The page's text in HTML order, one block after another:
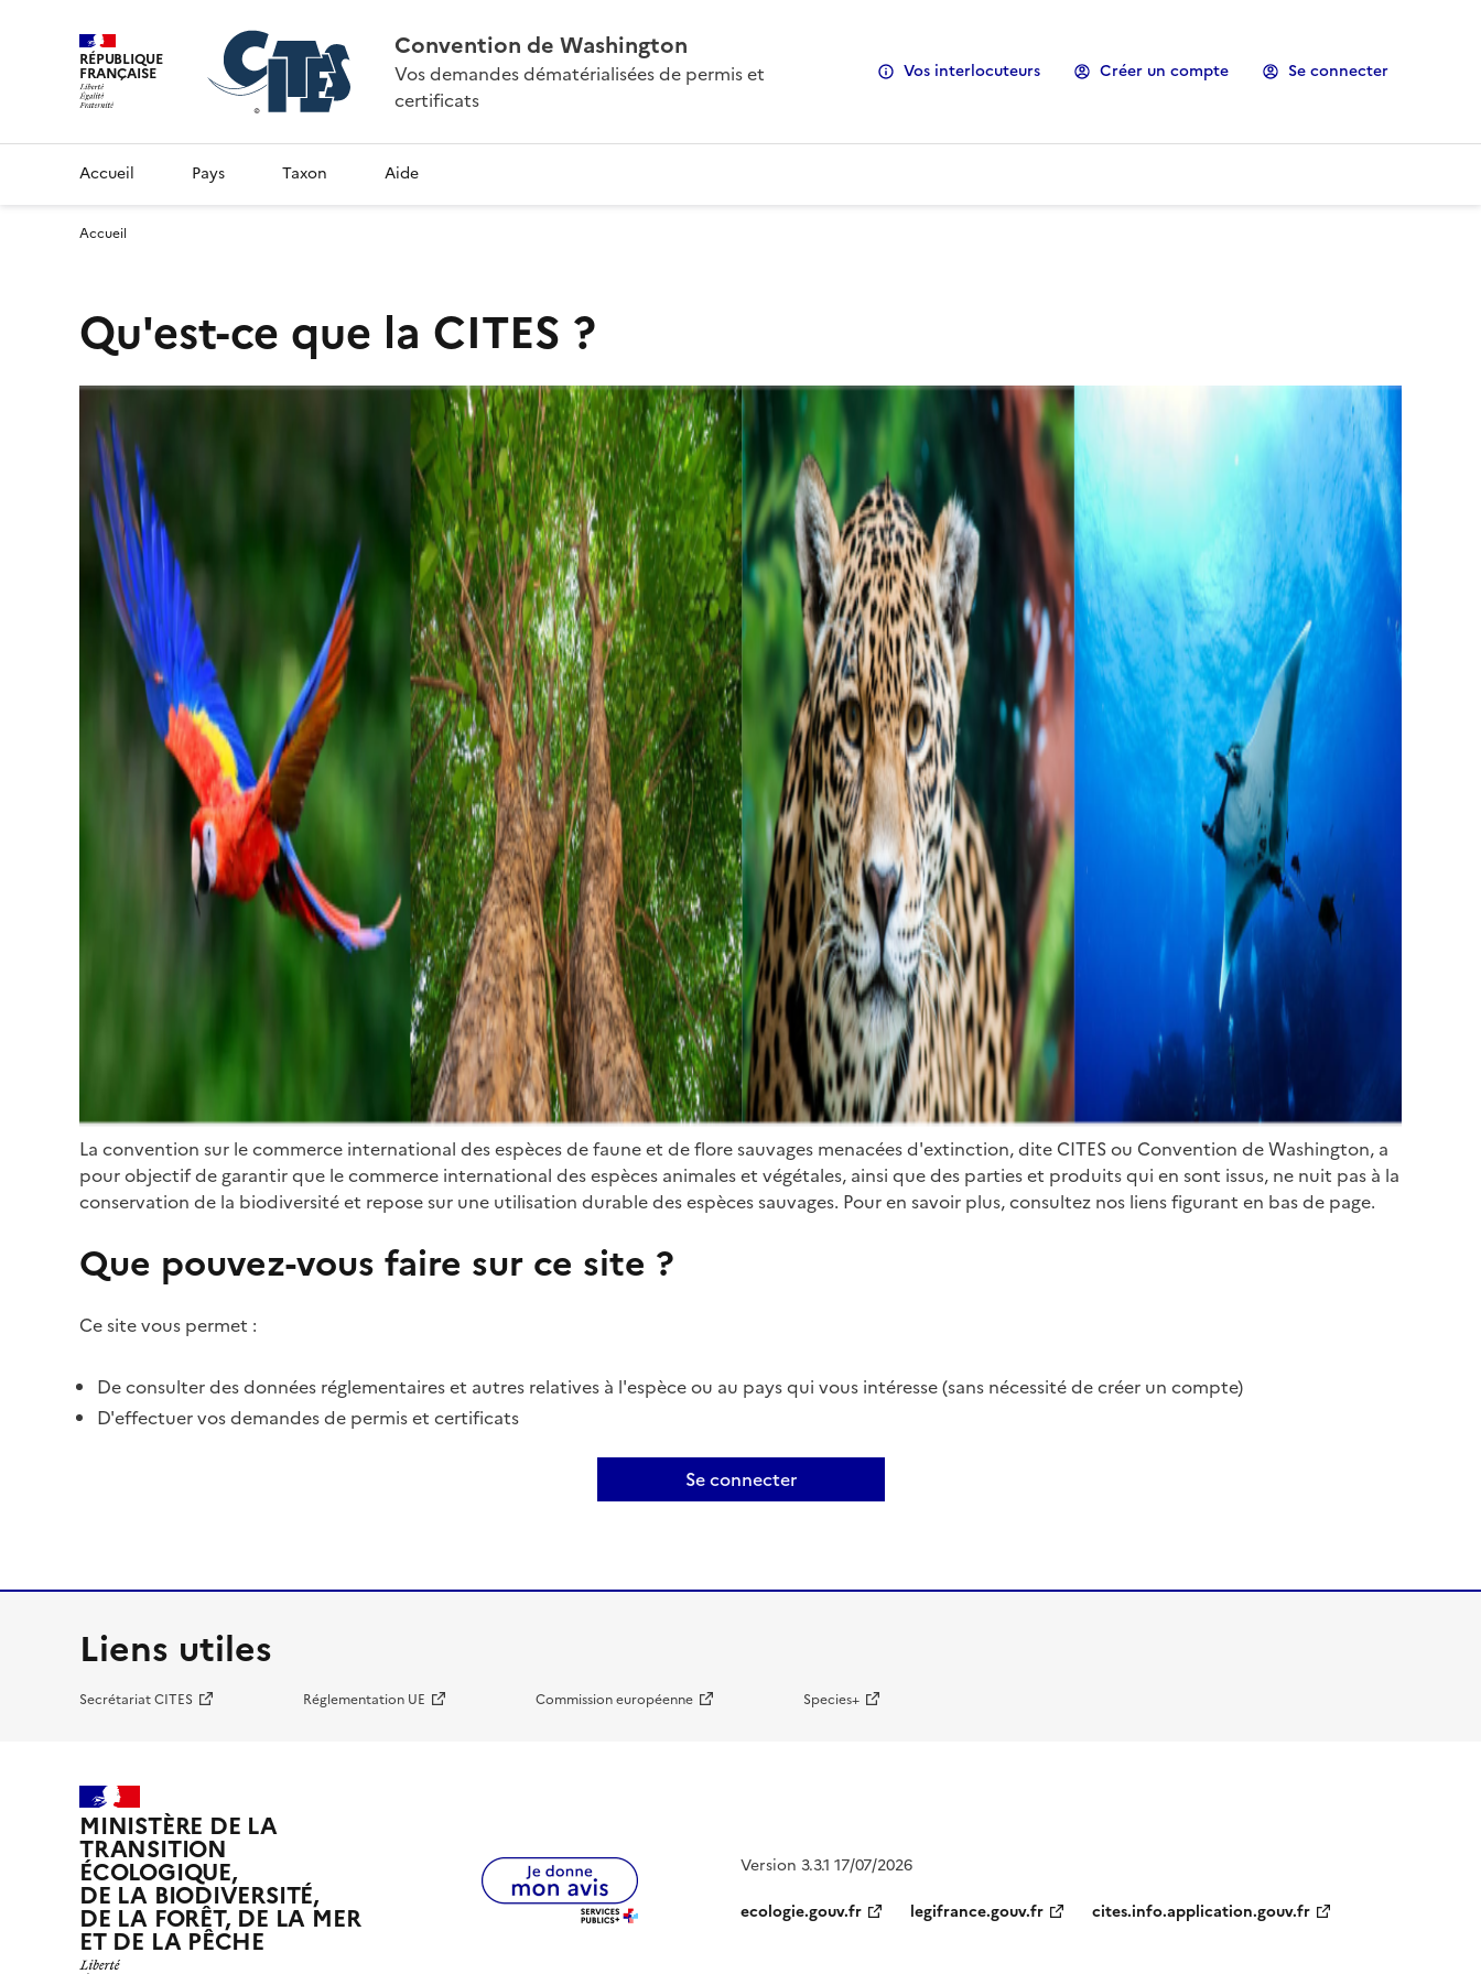
RÉPUBLIQUE
FRANÇAISE
Convention de Washington
Vos demandes dématérialisées de permis et
certificats
Vos interlocuteurs Créer un compte Se connecter
Accueil Pays Taxon Aide
Accueil
Qu'est-ce que la CITES ?
La convention sur le commerce international des espèces de faune et de flore sauvages menacées d'extinction, dite CITES ou Convention de Washington, a
pour objectif de garantir que le commerce international des espèces animales et végétales, ainsi que des parties et produits qui en sont issus, ne nuit pas à la
conservation de la biodiversité et repose sur une utilisation durable des espèces sauvages. Pour en savoir plus, consultez nos liens figurant en bas de page.
Que pouvez-vous faire sur ce site ?
Ce site vous permet :
De consulter des données réglementaires et autres relatives à l'espèce ou au pays qui vous intéresse (sans nécessité de créer un compte)
D'effectuer vos demandes de permis et certificats
Se connecter
Liens utiles
Secrétariat CITES Réglementation UE Commission européenne Species+
MINISTÈRE DE LA
TRANSITION
ÉCOLOGIQUE,
DE LA BIODIVERSITÉ,
DE LA FORÊT, DE LA MER
ET DE LA PÊCHE
Version 3.3.1 17/07/2026
ecologie.gouv.fr
legifrance.gouv.fr cites.info.application.gouv.fr